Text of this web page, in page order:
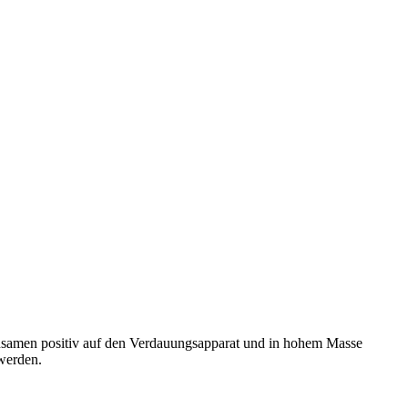
positiv auf den Verdauungsapparat und in hohem Masse